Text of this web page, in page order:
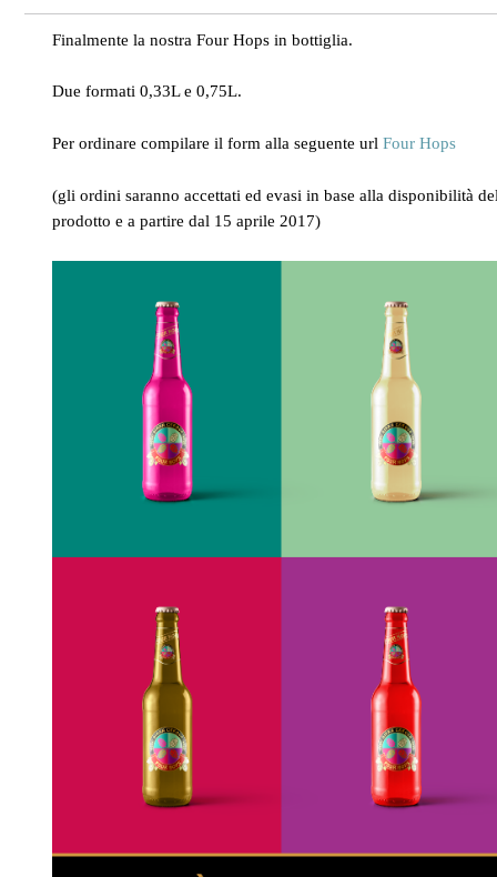
News / bologna
Finalmente la nostra Four Hops in bottiglia.
Due formati 0,33L e 0,75L.
Per ordinare compilare il form alla seguente urlFour Hops
(gli ordini saranno accettati ed evasi in base alla disponibilità
prodotto e a partire dal 15 aprile 2017)